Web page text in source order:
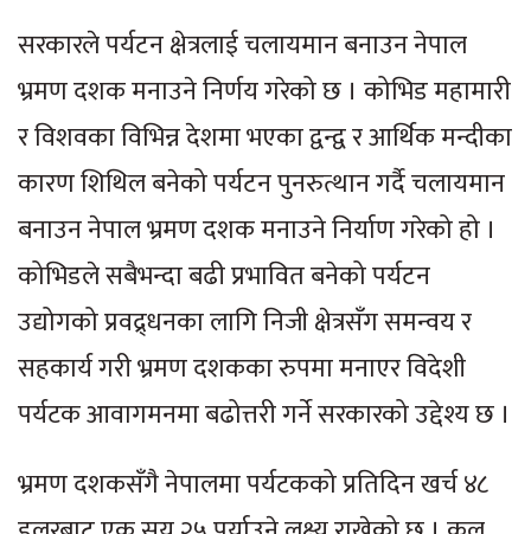
सरकारले पर्यटन क्षेत्रलाई चलायमान बनाउन नेपाल
भ्रमण दशक मनाउने निर्णय गरेको छ । कोभिड महामारी
र विशवका विभिन्न देशमा भएका द्वन्द्व र आर्थिक मन्दीका
कारण शिथिल बनेको पर्यटन पुनरुत्थान गर्दै चलायमान
बनाउन नेपाल भ्रमण दशक मनाउने निर्याण गरेको हो ।
कोभिडले सबैभन्दा बढी प्रभावित बनेको पर्यटन
उद्योगको प्रवद्र्धनका लागि निजी क्षेत्रसँग समन्वय र
सहकार्य गरी भ्रमण दशकका रुपमा मनाएर विदेशी
पर्यटक आवागमनमा बढोत्तरी गर्ने सरकारको उद्देश्य छ ।
भ्रमण दशकसँगै नेपालमा पर्यटकको प्रतिदिन खर्च ४८